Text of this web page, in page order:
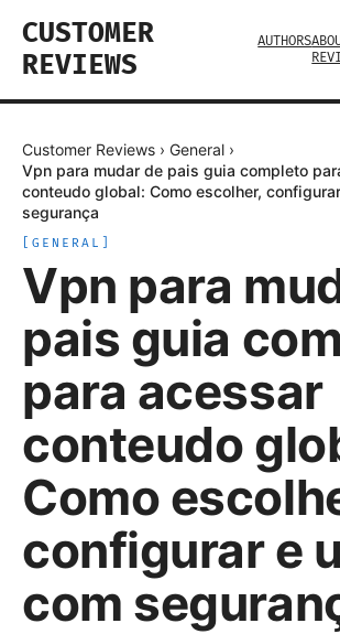
CUSTOMER
REVIEWS
AUTHORS
Customer Reviews › General ›
Vpn para mudar de pais guia completo
conteudo global: Como escolher,
segurança
GENERAL
Vpn para
pais guia
para acessar
conteudo
Como
configurar e
com